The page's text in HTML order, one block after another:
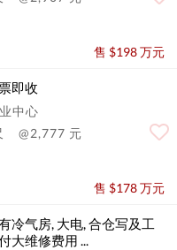
售 $198 万元
即收
中心
@2,777 元
售 $178 万元
冷气房, 大电, 合仓写及工
大维修费用 ...